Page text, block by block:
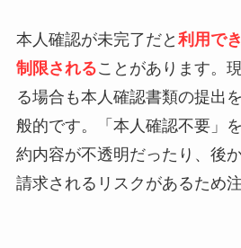
本人確認が未完了だと 利用で
制限されることがあります。
る場合も本人確認書類の提出
般的です。「本人確認不要」
約内容が不透明だったり、後
請求されるリスクがあるため